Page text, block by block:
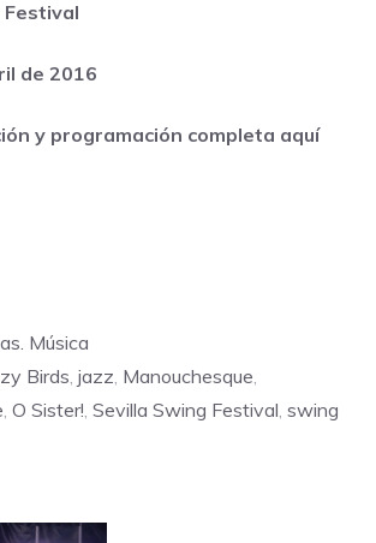
Festival
de 2016
y programación completa aquí
Música
Birds jazz Manouchesque
O Sister! Sevilla Swing Festival swing